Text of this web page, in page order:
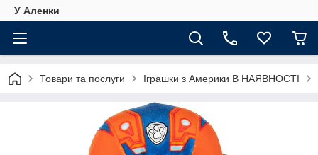
У Аленки
Товари та послуги Іграшки з Америки В НАЯВНОСТІ